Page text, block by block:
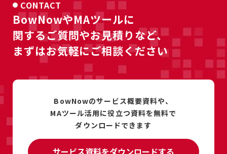
CONTACT
BowNowやMAツールに
関するご質問やお見積りなど、
まずはお気軽にご相談ください
BowNowのサービス概要資料や、
MAツール活用に役立つ資料を無料で
ダウンロードできます
サービス資料をダウンロードする